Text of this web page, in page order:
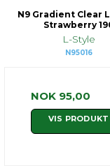
N9 Gradient Clear
Strawberry
L-Style
N95016
NOK 95,00
VIS PRODUKT